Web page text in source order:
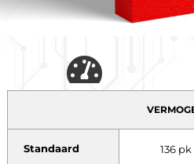
Standaard 136 pk